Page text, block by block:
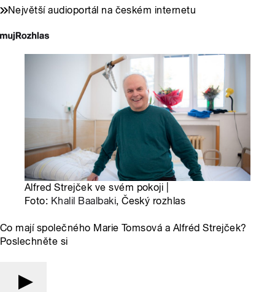
Největší audioportál na českém internetu
Alfred Strejček ve svém pokoji |
Foto: Khalil Baalbaki, Český rozhlas
Co mají společného Marie Tomsová a Alfréd Strejček?
Poslechněte si